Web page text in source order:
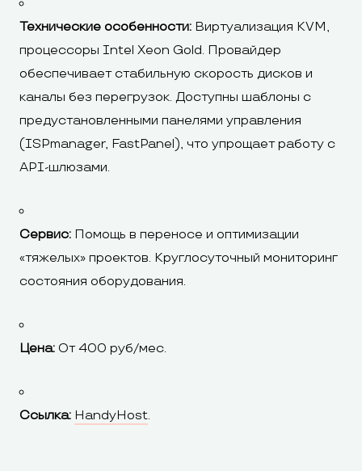
Технические особенности: Виртуализация KVM,
процессоры Intel Xeon Gold. Провайдер
обеспечивает стабильную скорость дисков и
каналы без перегрузок. Доступны шаблоны с
предустановленными панелями управления
(ISPmanager, FastPanel), что упрощает работу с
API-шлюзами.
Сервис: Помощь в переносе и оптимизации
«тяжелых» проектов. Круглосуточный мониторинг
состояния оборудования.
Цена: От 400 руб/мес.
Ссылка: HandyHost.